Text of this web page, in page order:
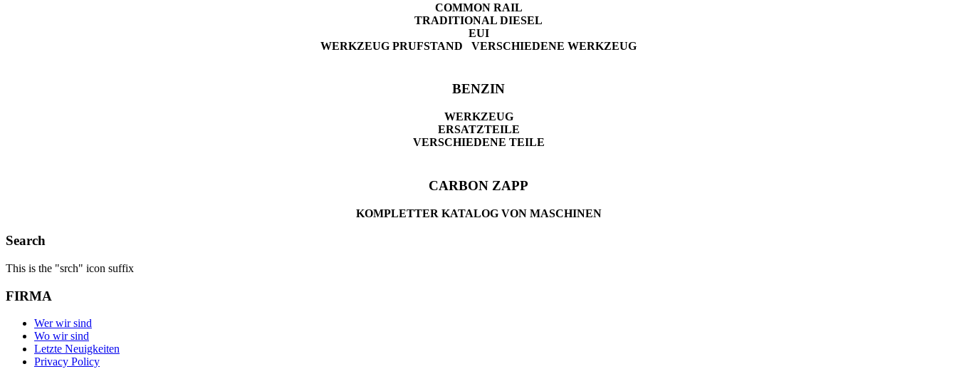
COMMON RAIL
TRADITIONAL DIESEL
EUI
WERKZEUG PRUFSTAND VERSCHIEDENE WERKZEUG
BENZIN
WERKZEUG
ERSATZTEILE
VERSCHIEDENE TEILE
CARBON ZAPP
KOMPLETTER KATALOG VON MASCHINEN
Search
This is the "srch" icon suffix
FIRMA
Wer wir sind
Wo wir sind
Letzte Neuigkeiten
Privacy Policy